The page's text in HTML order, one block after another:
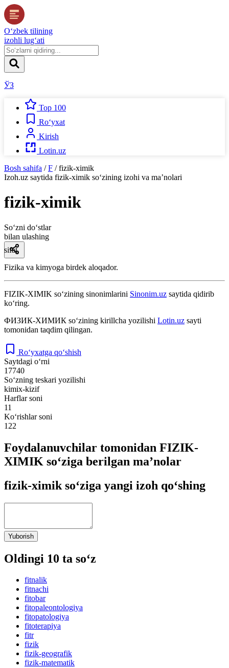
O‘zbek tilining
izohli lug‘ati
ЎЗ
Top 100
Ro‘yxat
Kirish
Lotin.uz
Bosh sahifa / F / fizik-ximik
Izoh.uz saytida fizik-ximik so‘zining izohi va ma’nolari
fizik-ximik
So‘zni do‘stlar
bilan ulashing
sifat
Fizika va kimyoga birdek aloqador.
FIZIK-XIMIK so‘zining sinonimlarini Sinonim.uz saytida qidirib
ko‘ring.
ФИЗИК-ХИМИК so‘zining kirillcha yozilishi Lotin.uz sayti
tomonidan taqdim qilingan.
Ro‘yxatga qo‘shish
Saytdagi o‘rni
17740
So‘zning teskari yozilishi
kimix-kizif
Harflar soni
11
Ko‘rishlar soni
122
Foydalanuvchilar tomonidan FIZIK-
XIMIK so‘ziga berilgan ma’nolar
fizik-ximik so‘ziga yangi izoh qo‘shing
Yuborish
Oldingi 10 ta so‘z
fitnalik
fitnachi
fitobar
fitopaleontologiya
fitopatologiya
fitoterapiya
fitr
fizik
fizik-geografik
fizik-matematik